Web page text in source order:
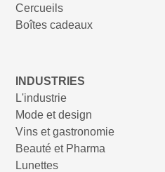
Cercueils
Boîtes cadeaux
INDUSTRIES
L'industrie
Mode et design
Vins et gastronomie
Beauté et Pharma
Lunettes